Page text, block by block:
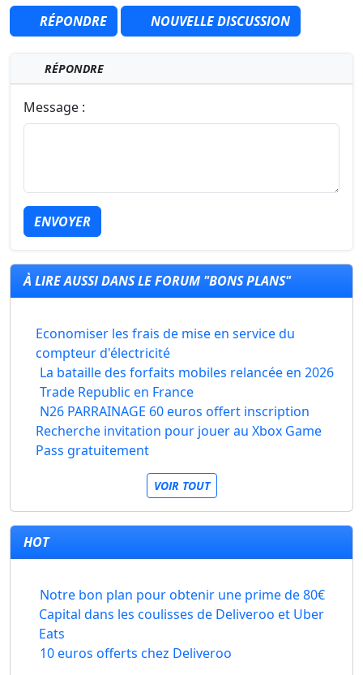
RÉPONDRE NOUVELLE DISCUSSION
RÉPONDRE
Message :
ENVOYER
À LIRE AUSSI DANS LE FORUM "BONS PLANS"
Economiser les frais de mise en service du
compteur d'électricité
La bataille des forfaits mobiles relancée en 2026
Trade Republic en France
N26 PARRAINAGE 60 euros offert inscription
Recherche invitation pour jouer au Xbox Game
Pass gratuitement
VOIR TOUT
HOT
Notre bon plan pour obtenir une prime de 80€
Capital dans les coulisses de Deliveroo et Uber
Eats
10 euros offerts chez Deliveroo